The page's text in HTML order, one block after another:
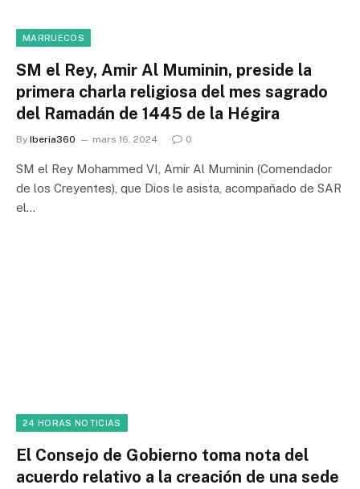
MARRUECOS
SM el Rey, Amir Al Muminin, preside la
primera charla religiosa del mes sagrado
del Ramadán de 1445 de la Hégira
By Iberia360 mars 16, 2024 0
SM el Rey Mohammed VI, Amir Al Muminin (Comendador
de los Creyentes), que Dios le asista, acompañado de SAR
el…
24 HORAS NOTICIAS
El Consejo de Gobierno toma nota del
acuerdo relativo a la creación de una sede